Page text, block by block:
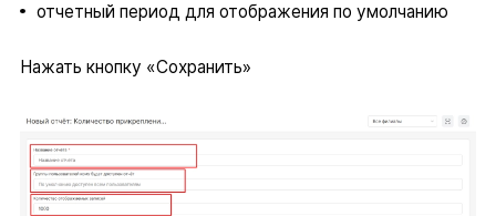
отчетный период для отображения по умолчанию
Нажать кнопку «Сохранить»